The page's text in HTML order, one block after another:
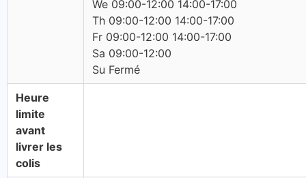
We 09:00-12:00 14:00-17:00
Th 09:00-12:00 14:00-17:00
Fr 09:00-12:00 14:00-17:00
Sa 09:00-12:00
Su Fermé
Heure
limite
avant
livrer les
colis